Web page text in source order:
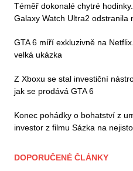
Téměř dokonalé chytré
Galaxy Watch Ultra2
GTA 6 míří exkluzivně na
velká ukázka
Z Xboxu se stal investiční
jak se prodává GTA 6
Konec pohádky o bohatství z
investor z filmu Sázka na
DOPORUČENÉ ČLÁNKY